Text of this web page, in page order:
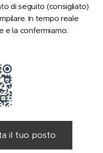
di seguito (consigliato)
In tempo reale
e la confermiamo.
il tuo posto